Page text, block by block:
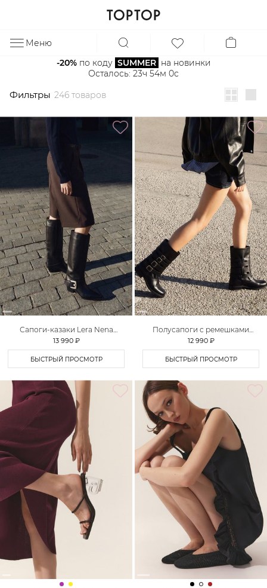
Меню
-20% по коду SUMMER на новинки
Осталось: 23ч 53м 58с
Фильтры 246 товаров
Фильтры
Сапоги-казаки Lera Nena
Unreal
13 990 ₽
БЫСТРЫЙ ПРОСМОТР
Полусапоги с ремешками
Lera Nena Unreal
12 990 ₽
БЫСТРЫЙ ПРОСМОТР